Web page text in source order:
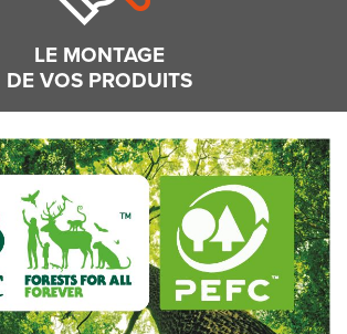
LE MONTAGE
DE VOS PRODUITS